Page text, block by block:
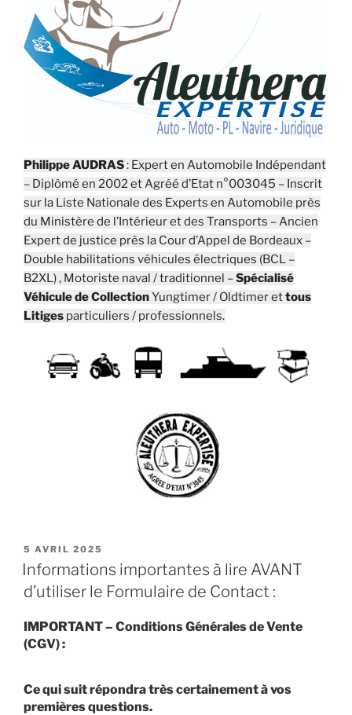
Philippe AUDRAS: Expert en Automobile Indépendant
– Diplômé en 2002 et Agréé d’Etat n°003045 – Inscrit
sur la Liste Nationale des Experts en Automobile près
du Ministère de l’Intérieur et des Transports – Ancien
Expert de justice près la Cour d’Appel de Bordeaux –
Double habilitations véhicules électriques (BCL –
B2XL) , Motoriste naval / traditionnel –Spécialisé
Véhicule de CollectionYungtimer / Oldtimer ettous
Litiges particuliers / professionnels.
PUBLIÉ
LE
5 AVRIL 2025
Informations importantes à lire AVANT
d’utiliser le Formulaire de Contact :
IMPORTANT – Conditions Générales de Vente
(CGV) :
Ce qui suit répondra très certainement à vos
premières questions.